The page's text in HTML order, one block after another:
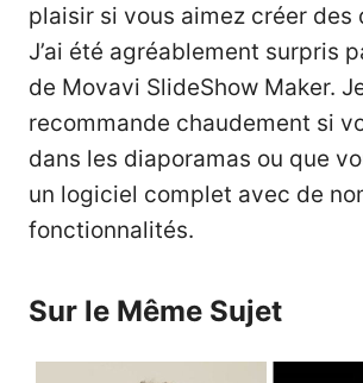
plaisir si vous aimez créer des
J’ai été agréablement surpris
de Movavi SlideShow Maker.
recommande chaudement si
dans les diaporamas ou que
un logiciel complet avec de
fonctionnalités.
Sur le Même Sujet